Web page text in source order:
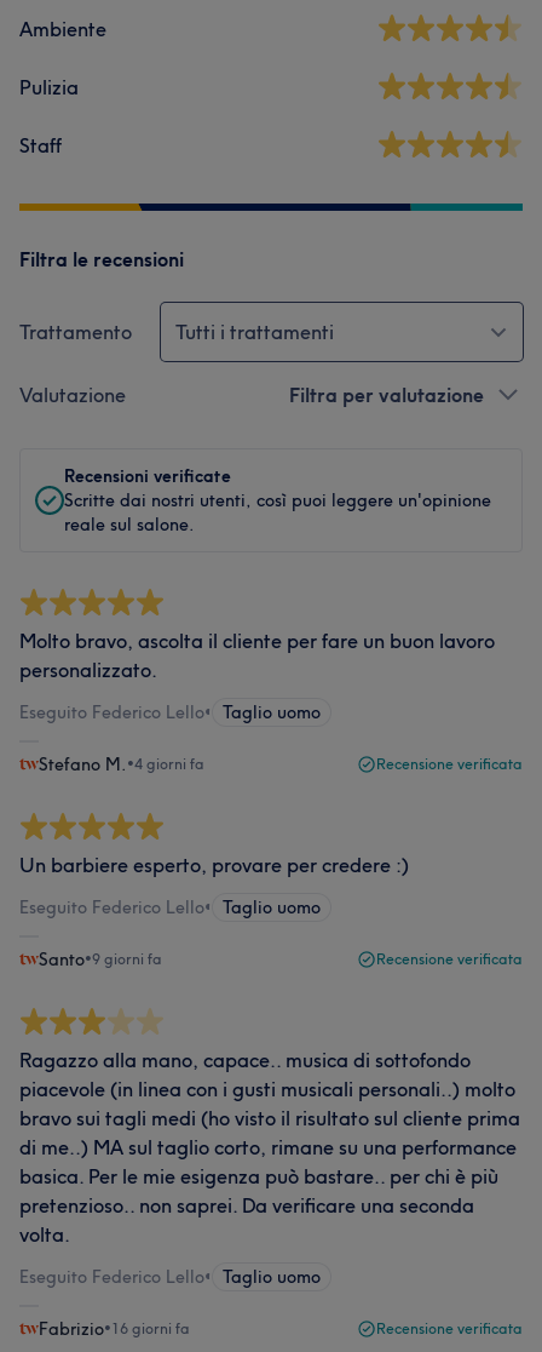
Ambiente
Pulizia
Staff
Filtra le recensioni
Trattamento Tutti i trattamenti
Valutazione Filtra per valutazione
Recensioni verificate
Scritte dai nostri utenti, così puoi leggere un'opinione
reale sul salone.
Molto bravo, ascolta il cliente per fare un buon lavoro
personalizzato.
Eseguito Federico Lello• Taglio uomo
Stefano M. •4 giorni fa Recensione verificata
Un barbiere esperto, provare per credere :)
Eseguito Federico Lello• Taglio uomo
Santo•9 giorni fa Recensione verificata
Ragazzo alla mano, capace.. musica di sottofondo
piacevole (in linea con i gusti musicali personali..) molto
bravo sui tagli medi (ho visto il risultato sul cliente prima
di me..) MA sul taglio corto, rimane su una performance
basica. Per le mie esigenza può bastare.. per chi è più
pretenzioso.. non saprei. Da verificare una seconda
volta.
Eseguito Federico Lello• Taglio uomo
Fabrizio•16 giorni fa Recensione verificata